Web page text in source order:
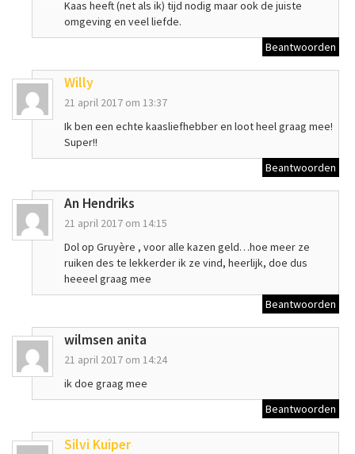
Kaas heeft (net als ik) tijd nodig maar ook de juiste
omgeving en veel liefde.
Beantwoorden
Willy
21 april 2017 om 13:37
Ik ben een echte kaasliefhebber en loot heel graag mee!
Super!!
Beantwoorden
An Hendriks
21 april 2017 om 14:15
Dol op Gruyère , voor alle kazen geld…hoe meer ze
ruiken des te lekkerder ik ze vind, heerlijk, doe dus
heeeel graag mee
Beantwoorden
wilmsen anita
21 april 2017 om 14:24
ik doe graag mee
Beantwoorden
Silvi Kuiper